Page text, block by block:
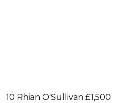
10 Rhian O'Sullivan £1,500